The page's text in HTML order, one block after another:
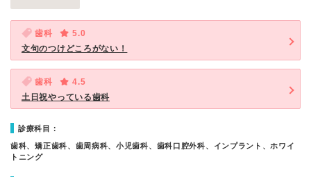
歯科
5.0
文句のつけどころがない！
歯科
4.5
土日祝やっている歯科
診療科目：
歯科、矯正歯科、歯周病科、小児歯科、歯科口腔外科、インプラント、ホワイ
トニング